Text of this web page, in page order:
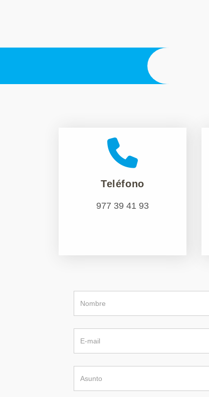
Teléfono
977 39 41 93